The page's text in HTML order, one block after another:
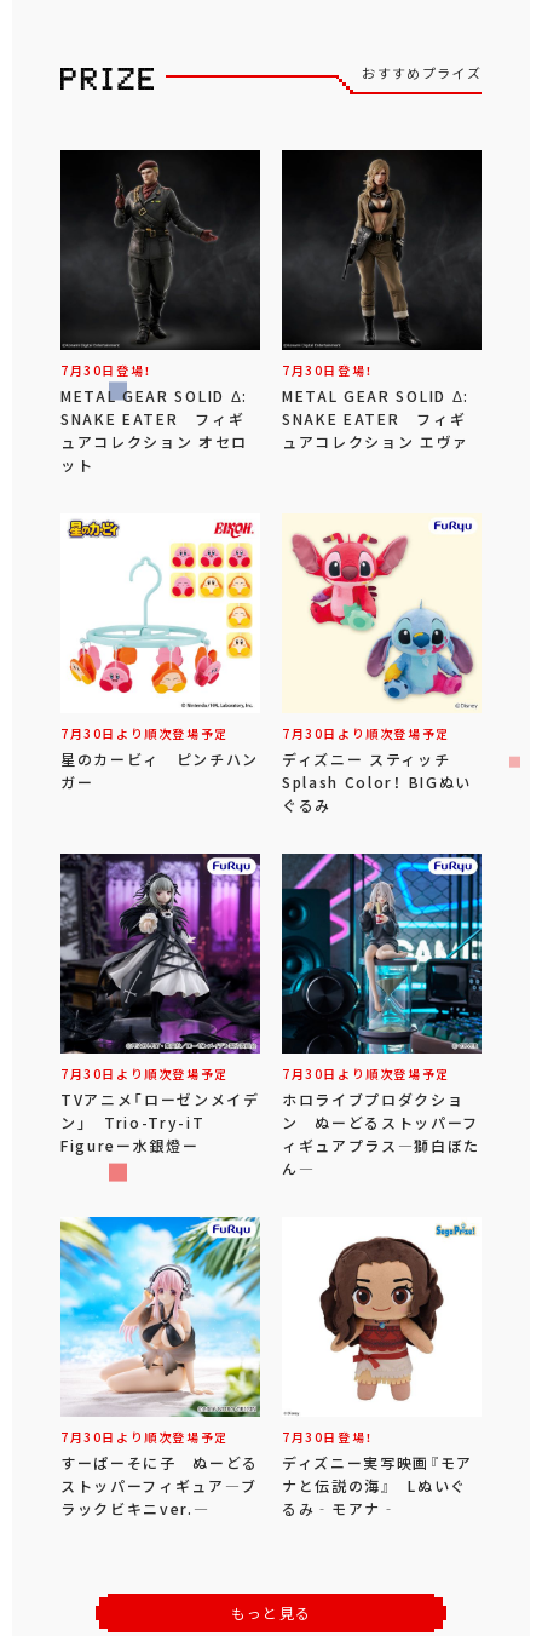
おすすめプライズ
7月30日登場！
METAL GEAR SOLID Δ:
SNAKE EATER フィギ
ュアコレクション オセロ
ット
7月30日登場！
METAL GEAR SOLID Δ:
SNAKE EATER フィギ
ュアコレクション エヴァ
7月30日より順次登場予定
星のカービィ ピンチハン
ガー
7月30日より順次登場予定
ディズニー スティッチ
Splash Color！ BIGぬい
ぐるみ
7月30日より順次登場予定
TVアニメ「ローゼンメイデ
ン」 Trio-Try-iT
Figureー水銀燈ー
7月30日より順次登場予定
ホロライブプロダクショ
ン ぬーどるストッパーフ
ィギュアプラス―獅白ぼた
ん―
7月30日より順次登場予定
すーぱーそに子 ぬーどる
ストッパーフィギュア―ブ
ラックビキニver.―
7月30日登場！
ディズニー実写映画『モア
ナと伝説の海』 Lぬいぐ
るみ‐モアナ‐
もっと見る